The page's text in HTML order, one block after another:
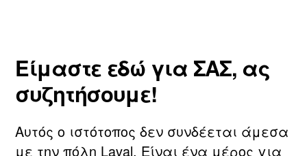
Είμαστε εδώ για ΣΑΣ, ας
συζητήσουμε!
Αυτός ο ιστότοπος δεν συνδέεται άμεσα
με την πόλη Laval. Είναι ένα μέρος για